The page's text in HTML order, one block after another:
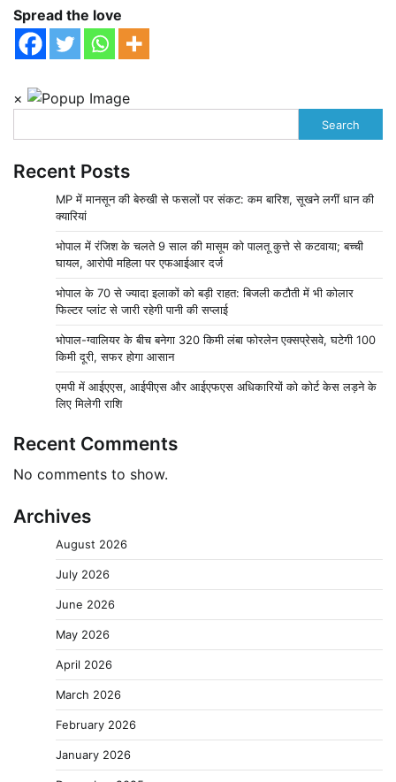
Spread the love
×
Search
Recent Posts
MP में मानसून की बेरुखी से फसलों पर संकट: कम बारिश, सूखने लगीं धान की
क्यारियां
भोपाल में रंजिश के चलते 9 साल की मासूम को पालतू कुत्ते से कटवाया; बच्ची
घायल, आरोपी महिला पर एफआईआर दर्ज
भोपाल के 70 से ज्यादा इलाकों को बड़ी राहत: बिजली कटौती में भी कोलार
फिल्टर प्लांट से जारी रहेगी पानी की सप्लाई
भोपाल-ग्वालियर के बीच बनेगा 320 किमी लंबा फोरलेन एक्सप्रेसवे, घटेगी 100
किमी दूरी, सफर होगा आसान
एमपी में आईएएस, आईपीएस और आईएफएस अधिकारियों को कोर्ट केस लड़ने के
लिए मिलेगी राशि
Recent Comments
No comments to show.
Archives
August 2026
July 2026
June 2026
May 2026
April 2026
March 2026
February 2026
January 2026